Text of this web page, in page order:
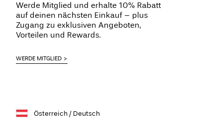
Werde Mitglied und erhalte 10% Rabatt
auf deinen nächsten Einkauf – plus
Zugang zu exklusiven Angeboten,
Vorteilen und Rewards.
WERDE MITGLIED
Österreich / Deutsch